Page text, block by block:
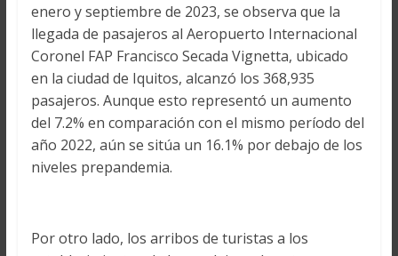
enero y septiembre de 2023, se observa que la
llegada de pasajeros al Aeropuerto Internacional
Coronel FAP Francisco Secada Vignetta, ubicado
en la ciudad de Iquitos, alcanzó los 368,935
pasajeros. Aunque esto representó un aumento
del 7.2% en comparación con el mismo período del
año 2022, aún se sitúa un 16.1% por debajo de los
niveles prepandemia.
Por otro lado, los arribos de turistas a los